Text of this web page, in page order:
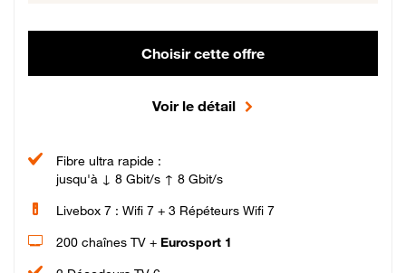
Choisir cette offre
Voir le détail
Fibre ultra rapide :
jusqu'à ↓ 8 Gbit/s ↑ 8 Gbit/s
Livebox 7 : Wifi 7 + 3 Répéteurs Wifi 7
200 chaînes TV + Eurosport 1